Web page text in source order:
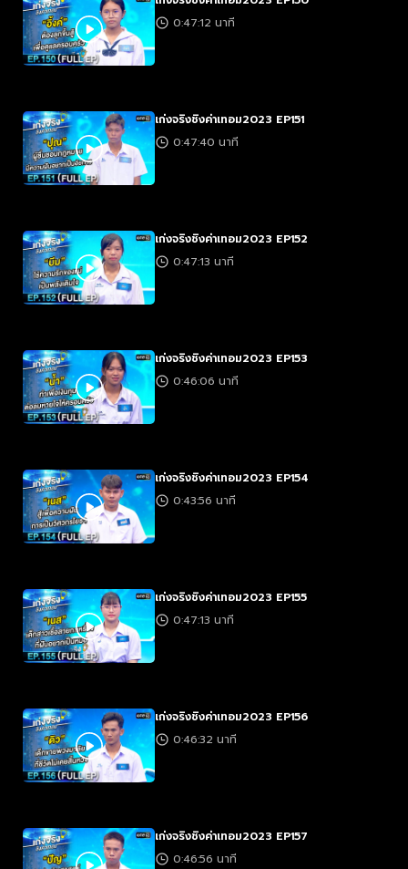
0:47:12 นาที
เก่งจริงชิงค่าเทอม2023 EP151
0:47:40 นาที
เก่งจริงชิงค่าเทอม2023 EP152
0:47:13 นาที
เก่งจริงชิงค่าเทอม2023 EP153
0:46:06 นาที
เก่งจริงชิงค่าเทอม2023 EP154
0:43:56 นาที
เก่งจริงชิงค่าเทอม2023 EP155
0:47:13 นาที
เก่งจริงชิงค่าเทอม2023 EP156
0:46:32 นาที
เก่งจริงชิงค่าเทอม2023 EP157
0:46:56 นาที